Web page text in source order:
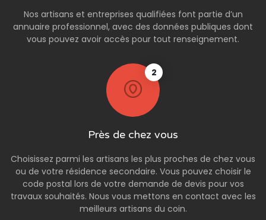
Nos artisans et entreprises qualifiées font partie d’un
annuaire professionnel, avec des données publiques dont
vous pouvez avoir accès pour tout renseignement.
2
Près de chez vous
Choisissez parmi les artisans les plus proches de chez vous
ou de votre résidence secondaire. Vous pouvez choisir le
code postal lors de votre demande de devis pour vos
travaux souhaités. Nous vous mettons en contact avec les
meilleurs artisans du coin.